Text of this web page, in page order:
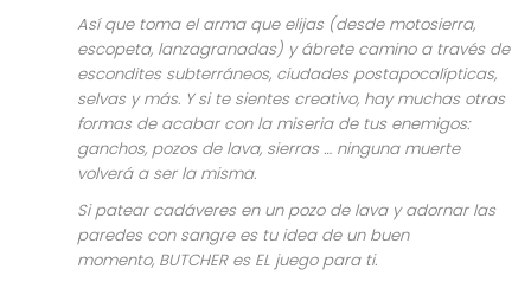
Así que toma el arma que elijas (desde motosierra,
escopeta, lanzagranadas) y ábrete camino a través de
escondites subterráneos, ciudades postapocalípticas,
selvas y más. Y si te sientes creativo, hay muchas otras
formas de acabar con la miseria de tus enemigos:
ganchos, pozos de lava, sierras … ninguna muerte
volverá a ser la misma.
Si patear cadáveres en un pozo de lava y adornar las
paredes con sangre es tu idea de un buen
momento, BUTCHERes EL juego para ti.